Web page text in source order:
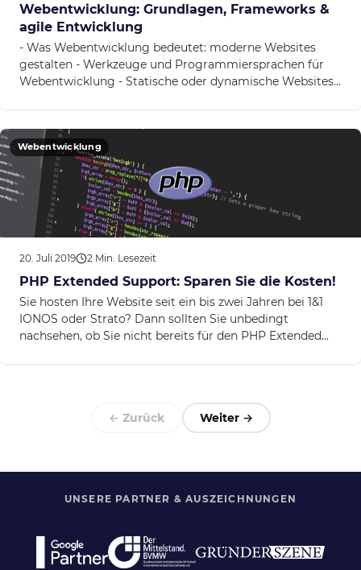
Webentwicklung: Grundlagen, Frameworks &
agile Entwicklung
- Was Webentwicklung bedeutet: moderne Websites
gestalten - Werkzeuge und Programmiersprachen für
Webentwicklung - Statische oder dynamische Websites:
Webentwicklung
20. Juli 2019 2 Min. Lesezeit
PHP Extended Support: Sparen Sie die Kosten!
Sie hosten Ihre Website seit ein bis zwei Jahren bei 1&1
IONOS oder Strato? Dann sollten Sie unbedingt
nachsehen, ob Sie nicht bereits für den PHP Extended...
← Zurück Weiter →
UNSERE PARTNER & AUSZEICHNUNGEN